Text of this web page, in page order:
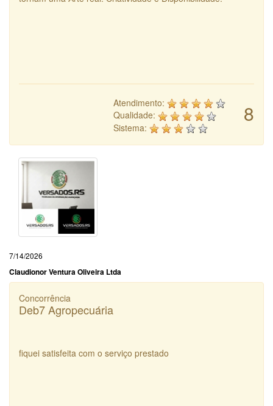
8
Atendimento:
Qualidade:
Sistema:
7/14/2026
Claudionor Ventura Oliveira Ltda
Concorrência
Deb7 Agropecuária
fiquei satisfeita com o serviço prestado